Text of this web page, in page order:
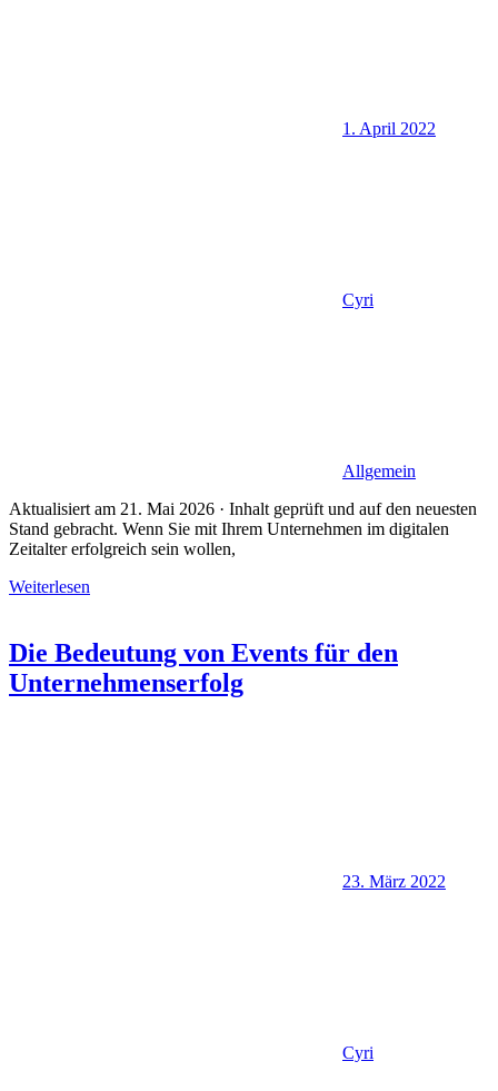
1. April 2022
Cyri
Allgemein
Aktualisiert am 21. Mai 2026 · Inhalt geprüft und auf den neuesten
Stand gebracht. Wenn Sie mit Ihrem Unternehmen im digitalen
Zeitalter erfolgreich sein wollen,
Weiterlesen
Die Bedeutung von Events für den
Unternehmenserfolg
23. März 2022
Cyri